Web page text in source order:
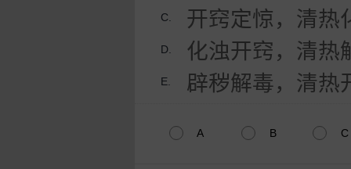
C. 开窍定惊，清热
D. 化浊开窍，清热
E. 辟秽解毒，清热
A B C